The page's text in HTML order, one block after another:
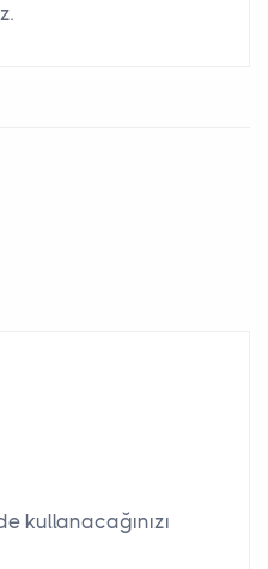
kullanacağınızı